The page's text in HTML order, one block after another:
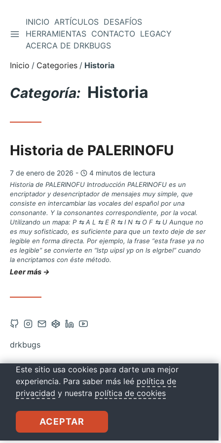
Saltar
contenido
ALTERNAR BARRA LATERAL
INICIO ARTÍCULOS DESAFÍOS
HERRAMIENTAS CONTACTO LEGACY
ACERCA DE DRKBUGS
Inicio
Categories Historia
Categoría: Historia
Historia de PALERINOFU
7 de enero de 2026 - 4 minutos de lectura
Historia de PALERINOFU Introducción PALERINOFU es un
encriptador y desencriptador de mensajes muy simple, que
consiste en intercambiar las vocales del español por una
consonante. Y la consonantes correspondiente, por la vocal.
Utilizando un mapa: P ⇆ A L ⇆ E R ⇆ I N ⇆ O F ⇆ U Aunque no
es muy sofisticado, es suficiente para que un texto deje de ser
legible en forma directa. Por ejemplo, la frase “esta frase ya no
es legible” se convierte en “lstp uipsl yp on ls elgrbel” cuando
la encriptamos con éste método.
Leer más →
Abrir
de
Github
una
pestaña
Abrir
de
Instagram
una
pestaña
Contacto
correo
Abrir
Codepen
en
una
pestaña
Abrir
Linkedin
en
una
pestaña
Abrir
Youtube
una
pestaña
drkbugs
Este sitio usa cookies para darte una mejor
experiencia. Para saber más leé política de
privacidad y nuestra política de cookies
ACEPTAR